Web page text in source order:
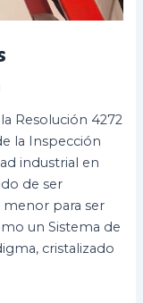
Resolución 4272
la Inspección
industrial en
de ser
menor para ser
un Sistema de
cristalizado